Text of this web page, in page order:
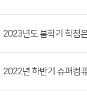
2023년도 봄학기 학점
2022년 하반기 슈퍼컴